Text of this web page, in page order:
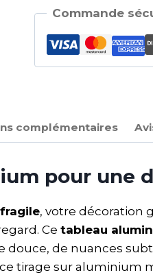
Commande
complémentaires
pour une
, votre décoration
Ce tableau
de nuances
tirage sur aluminium